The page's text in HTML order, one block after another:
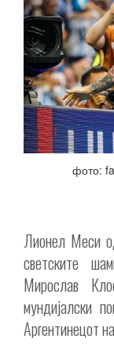
фото:
Лионел Меси
светските
Мирослав
мундијалски
Аргентинецот